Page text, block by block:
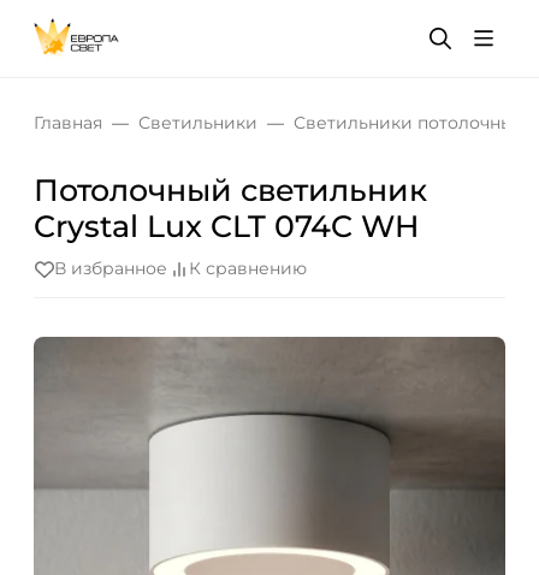
Главная Светильники Светильники потолочные
Потолочный светильник
Crystal Lux CLT 074C WH
В избранное К сравнению